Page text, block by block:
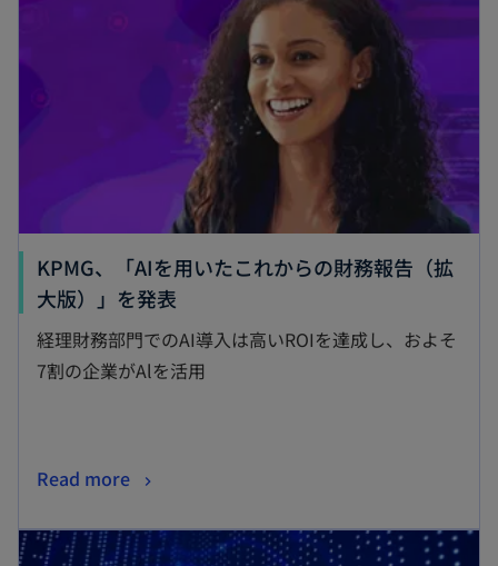
KPMG、「AIを用いたこれからの財務報告（拡
大版）」を発表
経理財務部門でのAI導入は高いROIを達成し、およそ
7割の企業がAlを活用
Read more